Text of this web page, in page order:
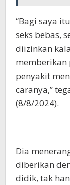
“Bagi saya
seks bebas,
diizinkan
memberikan
penyakit
caranya,”
(8/8/2024).
Dia
diberikan
didik, tak